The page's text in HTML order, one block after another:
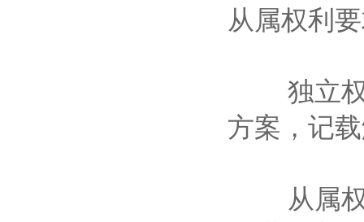
从属权利
独立权
方案，记
从属权